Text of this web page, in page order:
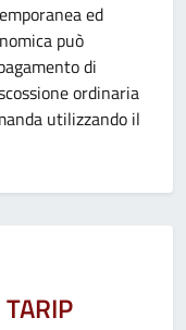
ed
può
di
ordinaria
utilizzando il